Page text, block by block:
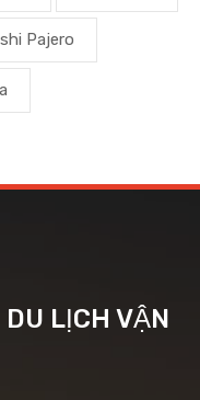
Pajero
LỊCH VẬN